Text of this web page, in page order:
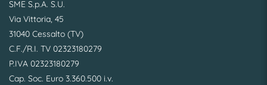
SME S.p.A. S.U.
Via Vittoria, 45
31040 Cessalto (TV)
C.F./R.I. TV 02323180279
P.IVA 02323180279
Cap. Soc. Euro 3.360.500 i.v.